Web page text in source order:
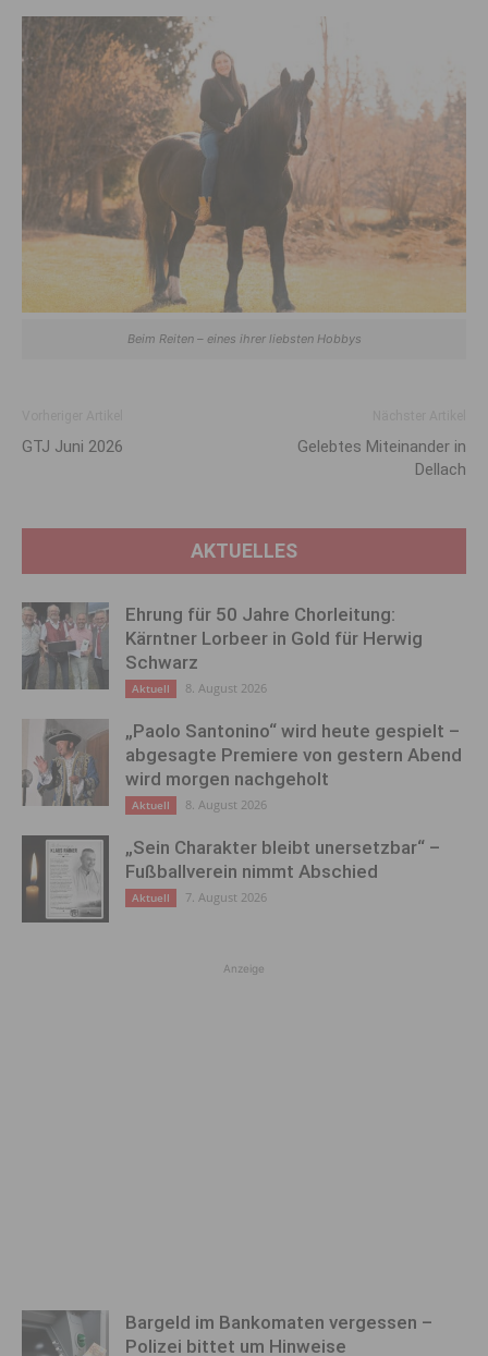
Beim Reiten – eines ihrer liebsten Hobbys
GTJ Juni 2026
Gelebtes Miteinander in
Dellach
AKTUELLES
Ehrung für 50 Jahre Chorleitung:
Kärntner Lorbeer in Gold für Herwig
Schwarz
Aktuell 8. August 2026
„Paolo Santonino“ wird heute gespielt –
abgesagte Premiere von gestern Abend
wird morgen nachgeholt
Aktuell 8. August 2026
„Sein Charakter bleibt unersetzbar“ –
Fußballverein nimmt Abschied
Aktuell 7. August 2026
Anzeige
Bargeld im Bankomaten vergessen –
Polizei bittet um Hinweise